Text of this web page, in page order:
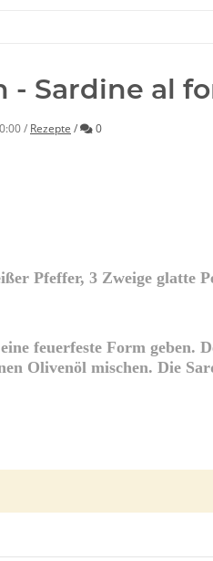
- Sardine al
/ Rezepte / Kommentare
0
Pfeffer, 3 Zweige glatte
feuerfeste Form geben.
Olivenöl mischen. Die